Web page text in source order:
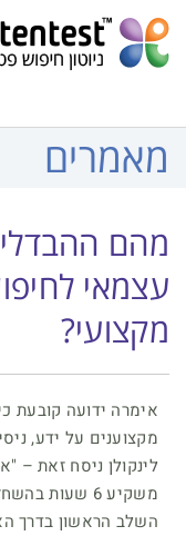
לתוכן
מאמרים
מהם
עצמאי
מקצועי?
אימרה ידועה קובעת
מקצוענים על ידע,
משקיע 6 שעות בהשחזת הגרזן…"
השלב הראשון בדרך